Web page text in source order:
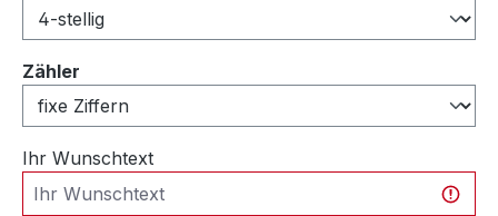
Zähler
Ihr Wunschtext